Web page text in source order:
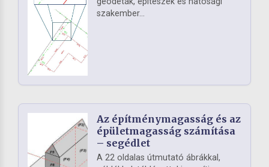
szakember...
Az építménymagasság és az
épületmagasság számítása
– segédlet
A 22 oldalas útmutató ábrákkal,